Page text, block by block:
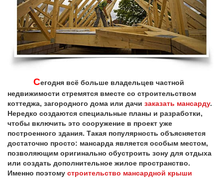
Сегодня всё больше владельцев частной
недвижимости стремятся вместе со строительством
коттеджа, загородного дома или дачи заказать мансарду.
Нередко создаются специальные планы и разработки,
чтобы включить это сооружение в проект уже
построенного здания. Такая популярность объясняется
достаточно просто: мансарда является особым местом,
позволяющим оригинально обустроить зону для отдыха
или создать дополнительное жилое пространство.
Именно поэтому строительство мансардной крыши